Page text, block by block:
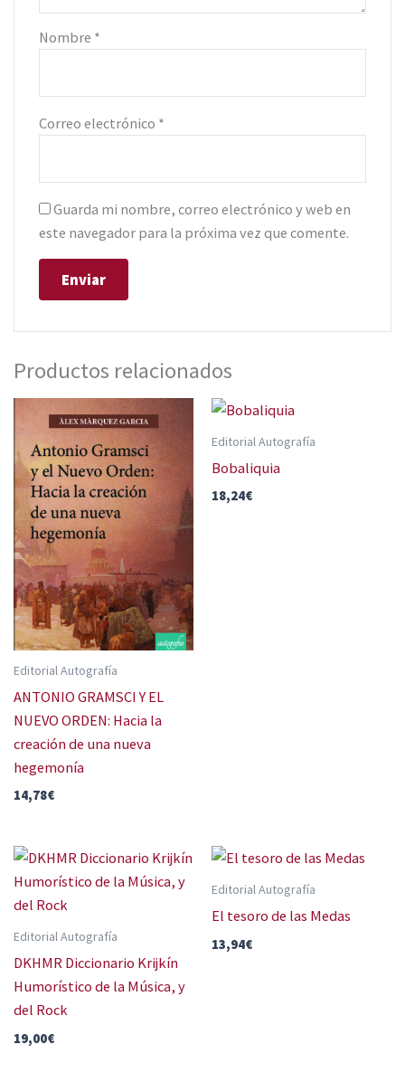
Nombre *
Correo electrónico *
Guarda mi nombre, correo electrónico y web en
este navegador para la próxima vez que comente.
Productos relacionados
Editorial Autografía
ANTONIO GRAMSCI Y EL
NUEVO ORDEN: Hacia la
creación de una nueva
hegemonía
14,78€
Editorial Autografía
Bobaliquia
18,24€
Editorial Autografía
DKHMR Diccionario Krijkín
Humorístico de la Música, y
del Rock
19,00€
Editorial Autografía
El tesoro de las Medas
13,94€